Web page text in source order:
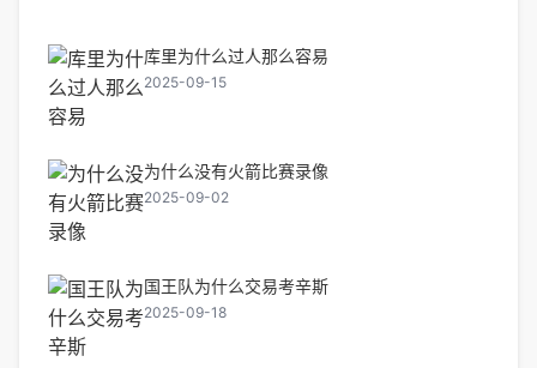
库里为什么过人那么容易
2025-09-15
为什么没有火箭比赛录像
2025-09-02
国王队为什么交易考辛斯
2025-09-18